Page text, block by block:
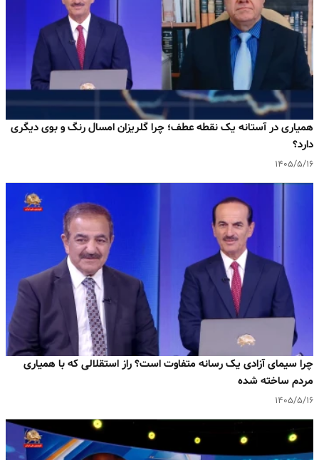
همیاری در آستانه یک نقطه عطف؛ چرا گلریزان امسال رنگ و بوی دیگری
دارد؟
۱۴۰۵/۵/۱۶
چرا سیمای آزادی یک رسانه متفاوت است؟ راز استقلالی که با همیاری
مردم ساخته شده
۱۴۰۵/۵/۱۶